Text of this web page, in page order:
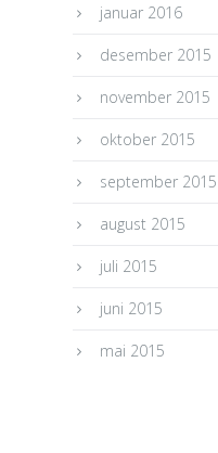
januar 2016
desember 2015
november 2015
oktober 2015
september 2015
august 2015
juli 2015
juni 2015
mai 2015